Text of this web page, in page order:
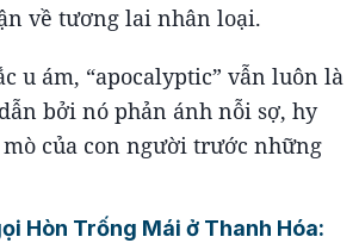
về tương lai nhân loại.
u ám, “apocalyptic” vẫn luôn là
bởi nó phản ánh nỗi sợ, hy
mò của con người trước những
Hòn Trống Mái ở Thanh Hóa: